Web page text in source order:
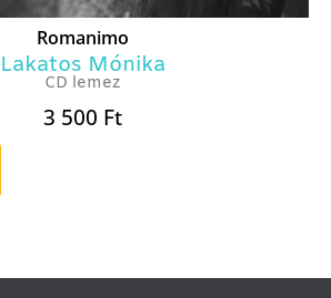
Romanimo
Lakatos Mónika
CD lemez
3 500 Ft